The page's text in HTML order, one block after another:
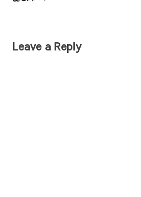
Leave a Reply